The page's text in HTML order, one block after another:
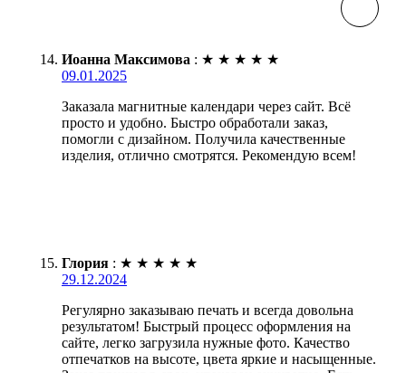
Иоанна Максимова : ★ ★ ★ ★ ★
09.01.2025
Заказала магнитные календари через сайт. Всё
просто и удобно. Быстро обработали заказ,
помогли с дизайном. Получила качественные
изделия, отлично смотрятся. Рекомендую всем!
Глория : ★ ★ ★ ★ ★
29.12.2024
Регулярно заказываю печать и всегда довольна
результатом! Быстрый процесс оформления на
сайте, легко загрузила нужные фото. Качество
отпечатков на высоте, цвета яркие и насыщенные.